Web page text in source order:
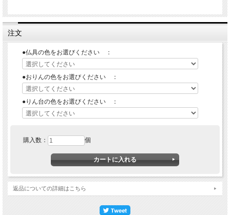
注文
●仏具の色をお選びください ：
●おりんの色をお選びください ：
●りん台の色をお選びください ：
購入数： 個
返品についての詳細はこちら